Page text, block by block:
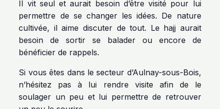
Il vit seul et aurait besoin d’être visité pour lui
permettre de se changer les idées. De nature
cultivée, il aime discuter de tout. Le hajj aurait
besoin de sortir se balader ou encore de
bénéficier de rappels.
Si vous êtes dans le secteur d’Aulnay-sous-Bois,
n’hésitez pas à lui rendre visite afin de le
soulager un peu et lui permettre de retrouver